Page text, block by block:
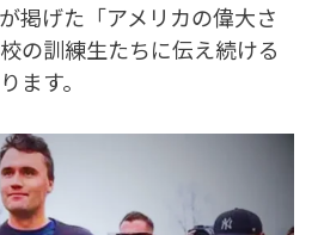
掲げた「アメリカの偉大さ
の訓練生たちに伝え続ける
ます。